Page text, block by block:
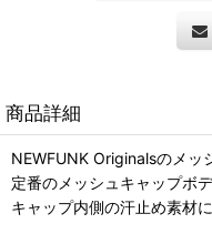
商品詳細
NEWFUNK Originalsのメッ
定番のメッシュキャップボ
キャップ内側の汗止め素材